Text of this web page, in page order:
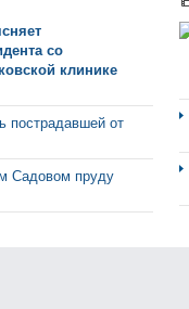
со
клинике
пострадавшей от
Садовом пруду